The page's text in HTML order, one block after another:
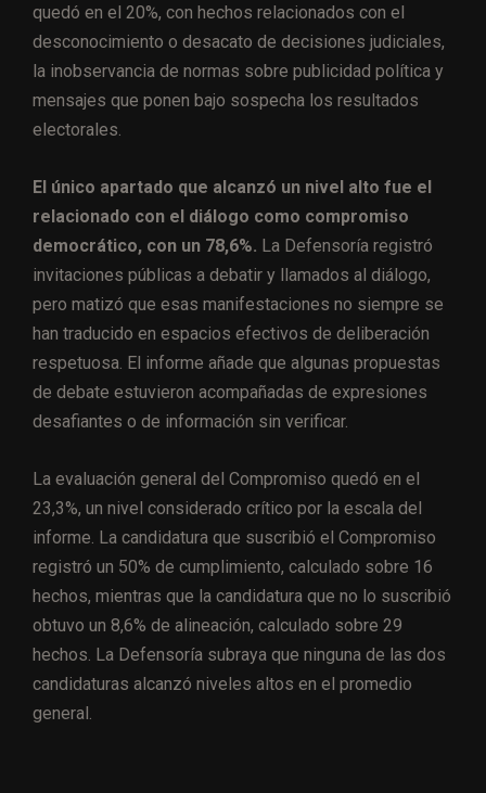
quedó en el 20%, con hechos relacionados con el
desconocimiento o desacato de decisiones judiciales,
la inobservancia de normas sobre publicidad política y
mensajes que ponen bajo sospecha los resultados
electorales.
El único apartado que alcanzó un nivel alto fue el
relacionado con el diálogo como compromiso
democrático, con un 78,6%. La Defensoría registró
invitaciones públicas a debatir y llamados al diálogo,
pero matizó que esas manifestaciones no siempre se
han traducido en espacios efectivos de deliberación
respetuosa. El informe añade que algunas propuestas
de debate estuvieron acompañadas de expresiones
desafiantes o de información sin verificar.
La evaluación general del Compromiso quedó en el
23,3%, un nivel considerado crítico por la escala del
informe. La candidatura que suscribió el Compromiso
registró un 50% de cumplimiento, calculado sobre 16
hechos, mientras que la candidatura que no lo suscribió
obtuvo un 8,6% de alineación, calculado sobre 29
hechos. La Defensoría subraya que ninguna de las dos
candidaturas alcanzó niveles altos en el promedio
general.